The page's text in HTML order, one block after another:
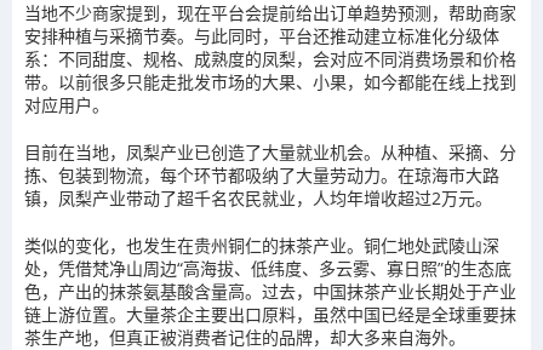
当地不少商家提到，现在平台会提前给出订单趋势预测，帮助商家
安排种植与采摘节奏。与此同时，平台还推动建立标准化分级体
系：不同甜度、规格、成熟度的凤梨，会对应不同消费场景和价格
带。以前很多只能走批发市场的大果、小果，如今都能在线上找到
对应用户。
目前在当地，凤梨产业已创造了大量就业机会。从种植、采摘、分
拣、包装到物流，每个环节都吸纳了大量劳动力。在琼海市大路
镇，凤梨产业带动了超千名农民就业，人均年增收超过2万元。
类似的变化，也发生在贵州铜仁的抹茶产业。铜仁地处武陵山深
处，凭借梵净山周边“高海拔、低纬度、多云雾、寡日照”的生态底
色，产出的抹茶氨基酸含量高。过去，中国抹茶产业长期处于产业
链上游位置。大量茶企主要出口原料，虽然中国已经是全球重要抹
茶生产地，但真正被消费者记住的品牌，却大多来自海外。